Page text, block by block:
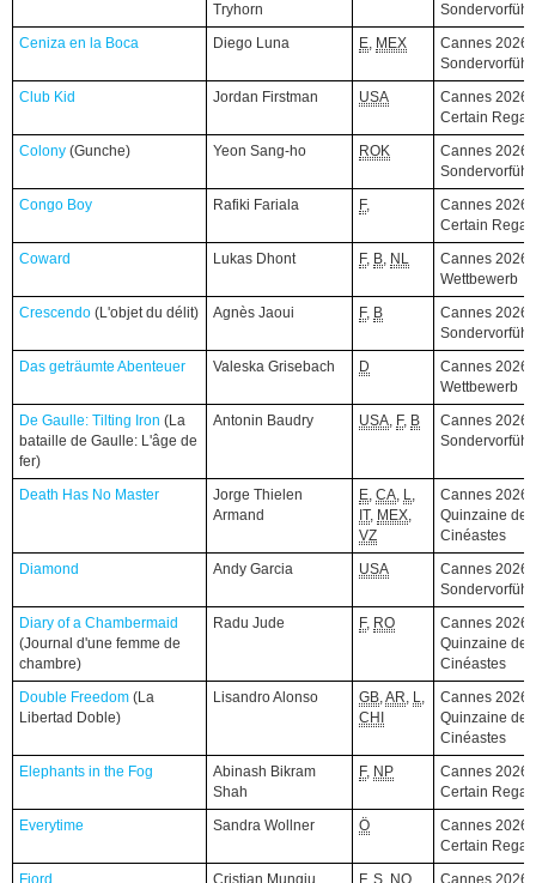
Tryhorn
Ceniza en la Boca
Diego Luna E, MEX
Cannes 2026,
Club Kid
Jordan Firstman USA
Cannes 2026,
Certain
Colony (Gunche) Yeon Sang-ho ROK
Cannes 2026,
Congo Boy
Rafiki Fariala F,
Cannes 2026,
Certain
Coward
Lukas Dhont F, B, NL
Cannes 2026,
Wettbewerb
Crescendo (L'objet du délit) Agnès Jaoui F, B
Cannes 2026,
Das geträumte Abenteuer
Valeska Grisebach D
Cannes 2026,
Wettbewerb
De Gaulle: Tilting Iron (La
bataille de Gaulle: L'âge de
fer)
Antonin Baudry USA, F, B
Cannes 2026,
Death Has No Master
Jorge Thielen
Armand
E, CA, L,
IT, MEX,
VZ
Cannes 2026,
Quinzaine des
Cinéastes
Diamond
Andy Garcia USA
Cannes 2026,
Diary of a Chambermaid
(Journal d'une femme de
chambre)
Radu Jude F, RO
Cannes 2026,
Quinzaine des
Cinéastes
Double Freedom (La
Libertad Doble)
Lisandro Alonso GB,AR, L,
CHI
Cannes 2026,
Quinzaine des
Cinéastes
Elephants in the Fog
Abinash Bikram
Shah
F, NP
Cannes 2026,
Certain
Everytime
Sandra Wollner Ö
Cannes 2026,
Certain
Ceniza en la Boca
Club Kid
Colony (Gunche)
Congo Boy
Coward
Crescendo (L'objet du délit)
Das geträumte Abenteuer
De Gaulle: Tilting Iron (La
bataille de Gaulle: L'âge de
fer)
Death Has No Master
Diamond
Diary of a Chambermaid
(Journal d'une femme de
chambre)
Double Freedom (La
Libertad Doble)
Elephants in the Fog
Everytime